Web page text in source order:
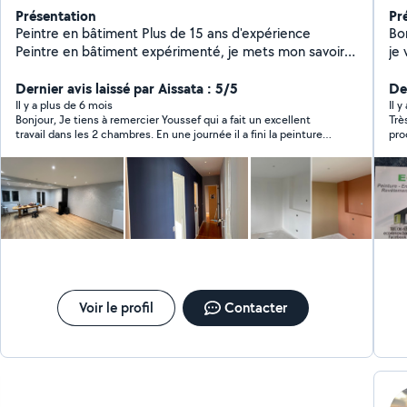
Présentation
Peintre en bâtiment Plus de 15 ans d'expérience
Peintre en bâtiment expérimenté, je mets mon savoir-
Sérieux, minutieux et ponctuel, je vous accompagne
dans tous vos projets de rénovation et de décoration
intérieure et extérieure.
Dernier avis laissé par Aissata : 5/5
Il y a plus de 6 mois
Bonjour, Je tiens à remercier Youssef qui a fait un excellent
travail dans les 2 chambres. En une journée il a fini la peinture
recommande . Très bon résultat .
Voir le profil Contacter
je
/
Il y